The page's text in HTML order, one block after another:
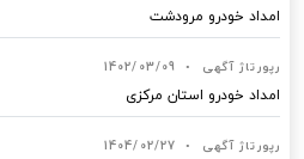
امداد خودرو مرودشت
رپورتاژ آگهی •
1402/03/09
امداد خودرو استان مرکزی
رپورتاژ آگهی •
1404/02/27